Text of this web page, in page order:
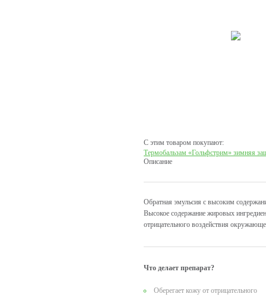
С этим товаром покупают:
Термобальзам «Гольфстрим» зимняя
Описание
Обратная эмульсия с высоким
Высокое содержание жировых
отрицательного воздействия
Что делает препарат?
Оберегает кожу от отрицательного